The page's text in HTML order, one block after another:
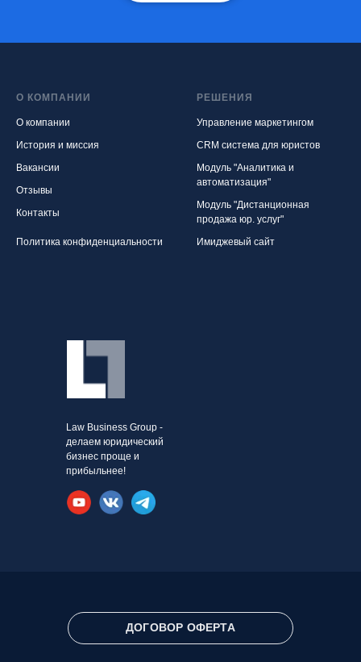
О КОМПАНИИ
О компании
История и миссия
Вакансии
Отзывы
Контакты
Политика конфиденциальности
РЕШЕНИЯ
Управление маркетингом
CRM система для юристов
Модуль "Аналитика и
автоматизация"
Модуль "Дистанционная
продажа юр. услуг"
Имиджевый сайт
Law Business Group -
делаем юридический
бизнес проще и
прибыльнее!
ДОГОВОР ОФЕРТА